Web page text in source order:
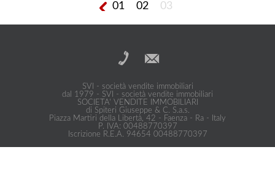
01 02 03
SVI - società vendite immobiliari
dal 1979 - SVI - società vendite immobiliari
SOCIETA' VENDITE IMMOBILIARI
di Spiteri Giuseppe & C. S.a.s.
Piazza Martiri della Libertà, 42 - Faenza - Ra - Italy
P. IVA: 00488770397
Iscrizione R.E.A. 94654 00488770397